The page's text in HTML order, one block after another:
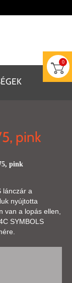
0
pink
pink
lánczár a
nyújtotta
van a lopás ellen,
SYMBOLS